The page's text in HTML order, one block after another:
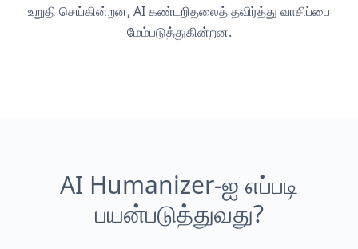
உறுதி செய்கின்றன, AI கண்டறிதலைத் தவிர்த்து வாசிப்பை
மேம்படுத்துகின்றன.
AI Humanizer-ஐ எப்படி
பயன்படுத்துவது?